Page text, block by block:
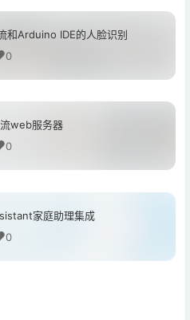
和Arduino IDE的人脸识别
0
web服务器
0
家庭助理集成
0